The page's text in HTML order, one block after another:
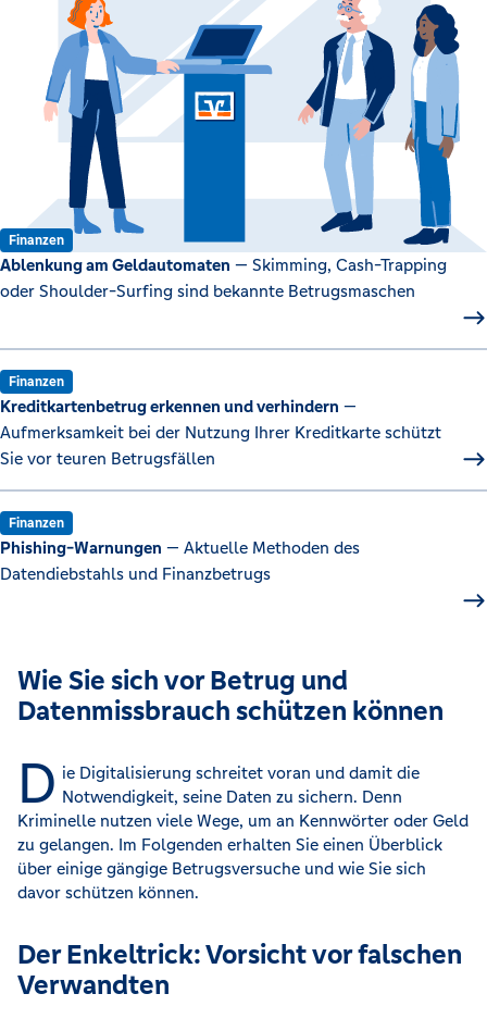
Finanzen
Ablenkung am Geldautomaten — Skimming, Cash-Trapping
oder Shoulder-Surfing sind bekannte Betrugsmaschen
Finanzen
Kreditkartenbetrug erkennen und verhindern —
Aufmerksamkeit bei der Nutzung Ihrer Kreditkarte schützt
Sie vor teuren Betrugsfällen
Finanzen
Phishing-Warnungen — Aktuelle Methoden des
Datendiebstahls und Finanzbetrugs
Wie Sie sich vor Betrug und
Datenmissbrauch schützen können
D ie Digitalisierung schreitet voran und damit die
Notwendigkeit, seine Daten zu sichern. Denn
Kriminelle nutzen viele Wege, um an Kennwörter oder Geld
zu gelangen. Im Folgenden erhalten Sie einen Überblick
über einige gängige Betrugsversuche und wie Sie sich
davor schützen können.
Der Enkeltrick: Vorsicht vor falschen
Verwandten